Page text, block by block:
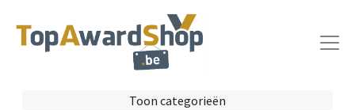
Toon categorieën